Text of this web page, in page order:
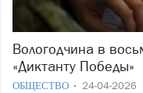
Вологодчина в восьмой раз присоединилась к
«Диктанту Победы»
ОБЩЕСТВО 24-04-2026